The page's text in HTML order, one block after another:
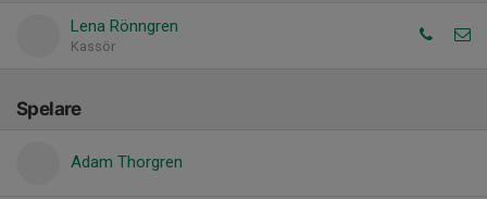
Lena Rönngren
Kassör
Spelare
Adam Thorgren